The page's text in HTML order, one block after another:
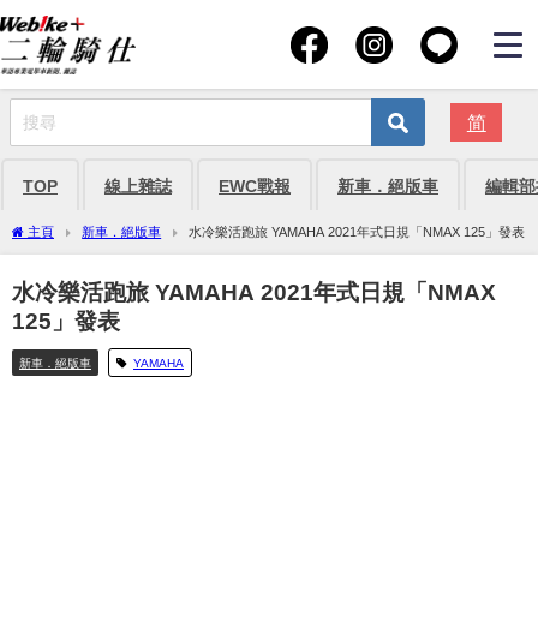
简
TOP 線上雜誌 EWC戰報 新車．絕版車 編輯
主頁 新車．絕版車 水冷樂活跑旅 YAMAHA 2021年式日規「NMAX 125」發表
水冷樂活跑旅 YAMAHA 2021年式日規「NMAX
125」發表
新車．絕版車 YAMAHA